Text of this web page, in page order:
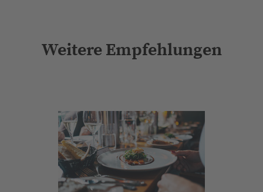
Weitere Empfehlungen